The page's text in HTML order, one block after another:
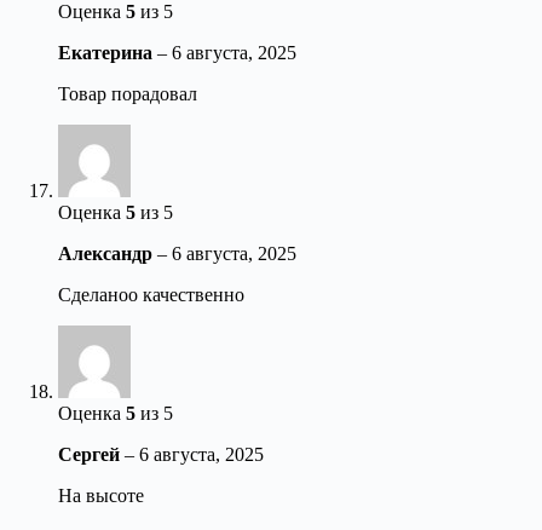
Оценка 5 из 5
Екатерина – 6 августа, 2025
Товар порадовал
Оценка 5 из 5
Александр – 6 августа, 2025
Сделаноо качественно
Оценка 5 из 5
Сергей – 6 августа, 2025
На высоте